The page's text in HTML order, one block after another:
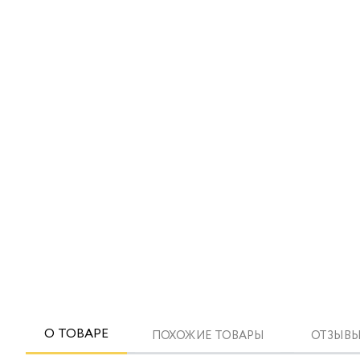
О ТОВАРЕ ПОХОЖИЕ ТОВАРЫ